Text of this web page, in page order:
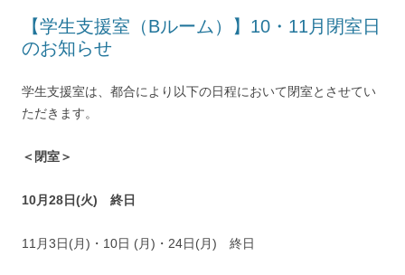
【学生支援室（Bルーム）】10・11月閉室日
のお知らせ
学生支援室は、都合により以下の日程において閉室とさせてい
ただきます。
＜閉室＞
10月28日(火) 終日
11月3日(月)・10日 (月)・24日(月) 終日